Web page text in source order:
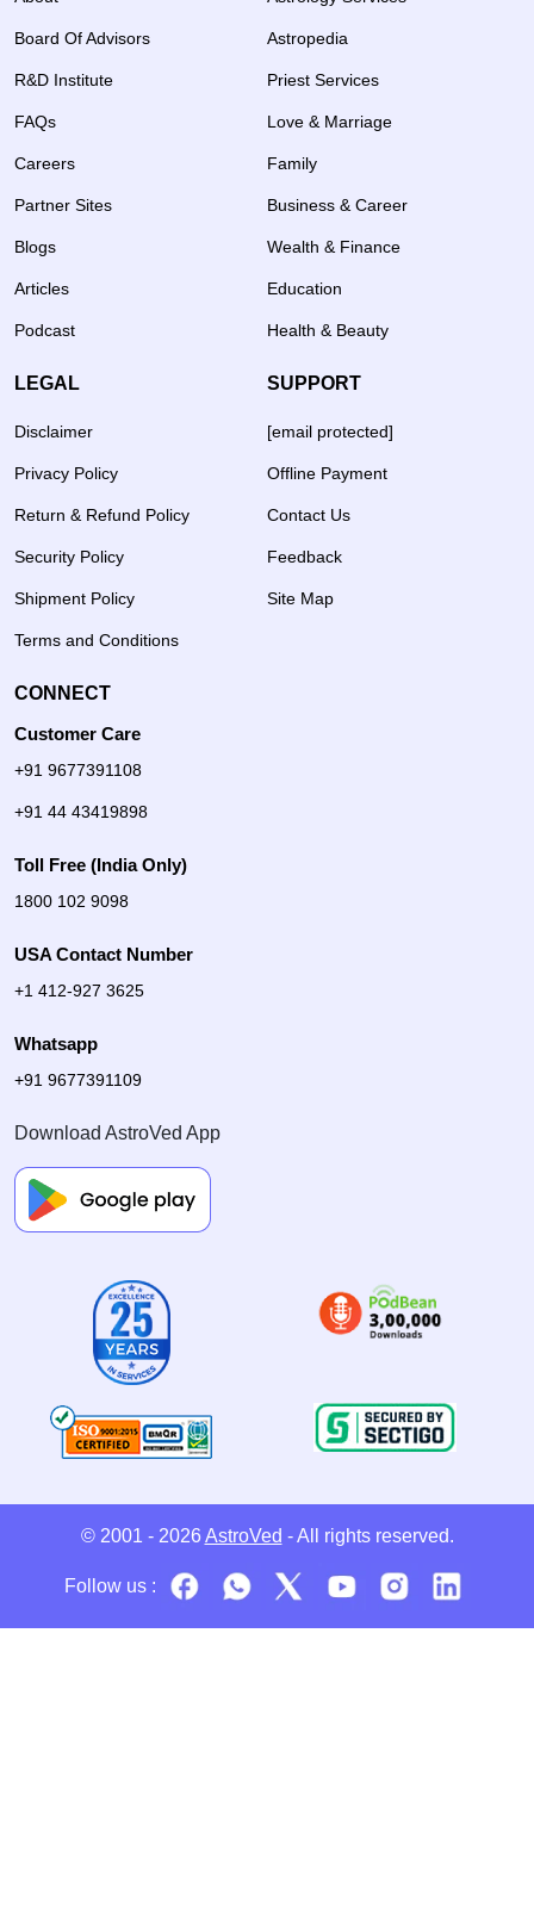
Board Of Advisors
R&D Institute
FAQs
Careers
Partner Sites
Blogs
Articles
Podcast
Astropedia
Priest Services
Love & Marriage
Family
Business & Career
Wealth & Finance
Education
Health & Beauty
LEGAL
Disclaimer
Privacy Policy
Return & Refund Policy
Security Policy
Shipment Policy
Terms and Conditions
SUPPORT
[email protected]
Offline Payment
Contact Us
Feedback
Site Map
CONNECT
Customer Care
+91 9677391108
+91 44 43419898
Toll Free (India Only)
1800 102 9098
USA Contact Number
+1 412-927 3625
Whatsapp
+91 9677391109
Download AstroVed App
© 2001 - 2026 AstroVed - All rights reserved.
Follow us :